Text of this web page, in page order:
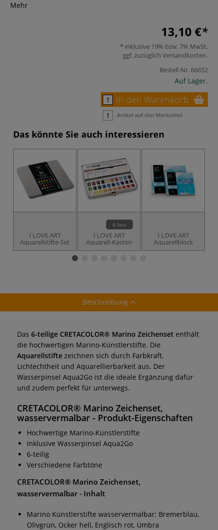
Mehr
13,10 €
inklusive 19% bzw. 7% MwSt,
ggf. zuzüglich Versandkosten.
Bestell-Nr. 66652
Auf Lager.
In den Warenkorb
Artikel auf den Merkzettel
Das könnte Sie auch interessieren
I LOVE ART
Aquarellstifte-Set
4 Sets
I LOVE ART
Aquarell-Kasten
I LOVE ART
Aquarellblock
Beschreibung
Das 6-teilige CRETACOLOR® Marino Zeichenset enthält
die hochwertigen Marino-Künstlerstifte. Die
Aquarellstifte zeichnen sich durch Farbkraft,
Lichtechtheit und Aquarellierbarkeit aus. Der
Wasserpinsel Aqua2Go ist die ideale Ergänzung dafür
und zudem perfekt für unterwegs.
CRETACOLOR® Marino Zeichenset,
wasservermalbar - Produkt-Eigenschaften
Hochwertige Marino-Künstlerstifte
Inklusive Wasserpinsel Aqua2Go
6-teilig
Verschiedene Farbtöne
CRETACOLOR® Marino Zeichenset,
wasservermalbar - Inhalt
Marino Künstlerstifte wasservermalbar: Bremerblau,
Olivgrün, Ocker hell, Englisch rot, Umbra